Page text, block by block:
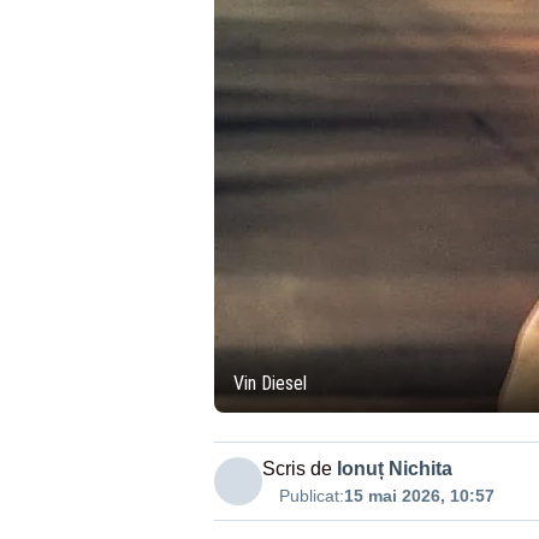
Vin Diesel
Scris de Ionuț Nichita
Publicat:15 mai 2026, 10:57